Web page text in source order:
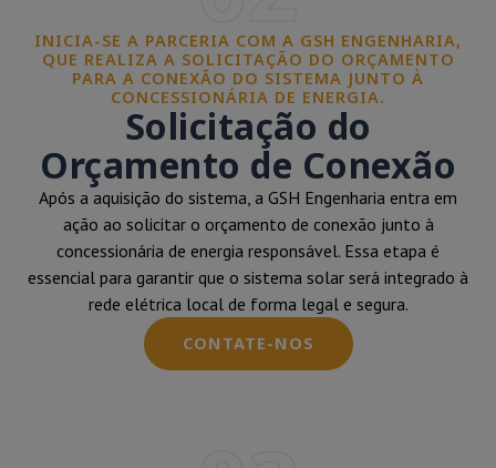
INICIA-SE A PARCERIA COM A GSH ENGENHARIA,
QUE REALIZA A SOLICITAÇÃO DO ORÇAMENTO
PARA A CONEXÃO DO SISTEMA JUNTO À
CONCESSIONÁRIA DE ENERGIA.
Solicitação do
Orçamento de Conexão
Após a aquisição do sistema, a GSH Engenharia entra em
ação ao solicitar o orçamento de conexão junto à
concessionária de energia responsável. Essa etapa é
essencial para garantir que o sistema solar será integrado à
rede elétrica local de forma legal e segura.
CONTATE-NOS